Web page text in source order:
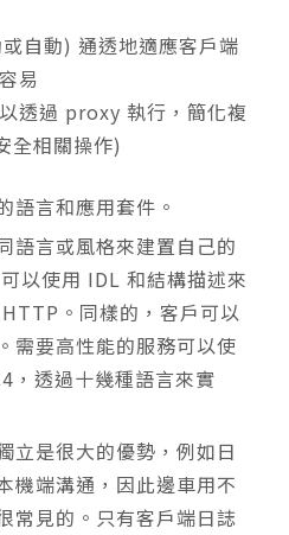
自動) 通透地適應客戶端
易
透過 proxy 執行，簡化複
全相關操作)
語言和應用套件。
語言或風格來建置自己的
以使用 IDL 和結構描述來
。同樣的，客戶可以
需要高性能的服務可以使
透過十幾種語言來實
立是很大的優勢，例如日
機端溝通，因此邊車用不
常見的。只有客戶端日誌